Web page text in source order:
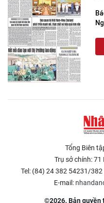
Tổng Biên
Trụ sở chính: 71
Tel: (84) 24 382 54231/
E-mail:
©2026. Bản quyền